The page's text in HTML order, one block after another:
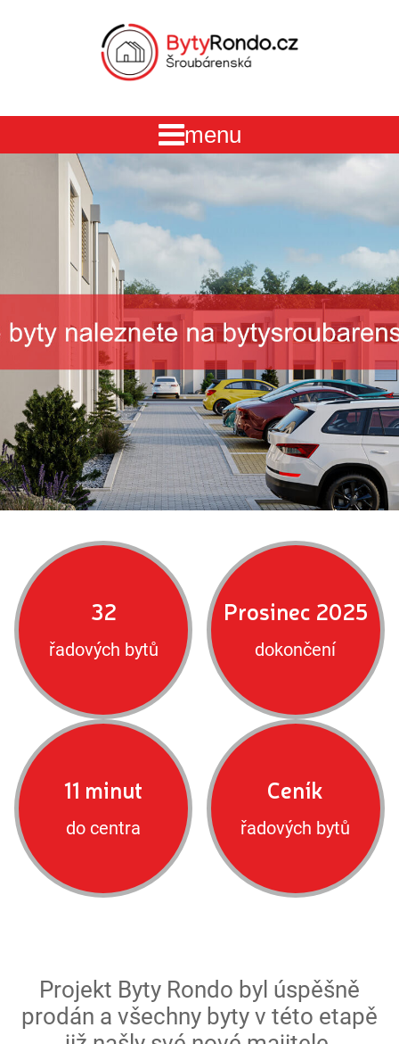
32
řadových bytů
Prosinec 2025
dokončení
11 minut
do centra
Ceník
řadových bytů
Projekt Byty Rondo byl úspěšně
prodán a všechny byty v této etapě